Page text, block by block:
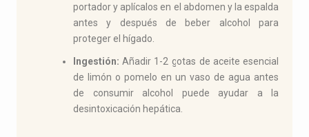
portador y aplícalos en el abdomen y la espalda
antes y después de beber alcohol para
proteger el hígado.
Ingestión: Añadir 1-2 gotas de aceite esencial
de limón o pomelo en un vaso de agua antes
de consumir alcohol puede ayudar a la
desintoxicación hepática.